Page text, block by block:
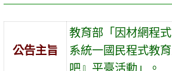
公告主旨
教育部「因材網程
系統一國民程式教